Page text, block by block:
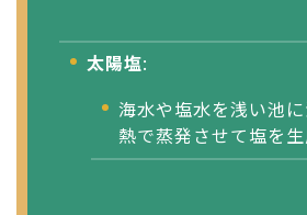
太陽塩:
海水や塩水を浅い池
熱で蒸発させて塩を